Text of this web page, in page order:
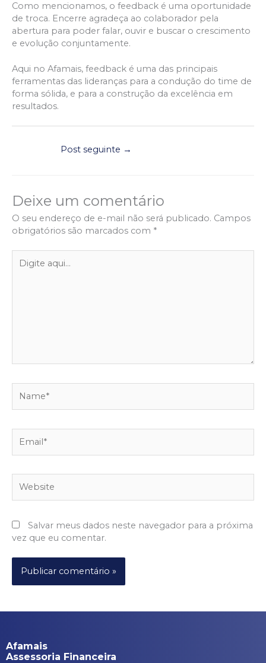
Como mencionamos, o feedback é uma oportunidade
de troca. Encerre agradeça ao colaborador pela
abertura para poder falar, ouvir e buscar o crescimento
e evolução conjuntamente.
Aqui no Afamais, feedback é uma das principais
ferramentas das lideranças para a condução do time de
forma sólida, e para a construção da excelência em
resultados.
Post seguinte →
Deixe um comentário
O seu endereço de e-mail não será publicado. Campos
obrigatórios são marcados com *
aqui...
Salvar meus dados neste navegador para a próxima
vez que eu comentar.
Afamais
Assessoria Financeira